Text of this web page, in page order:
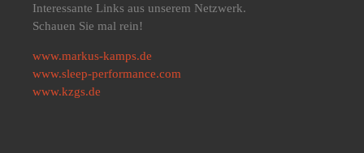
Interessante Links aus unserem Netzwerk.
Schauen Sie mal rein!
www.markus-kamps.de
www.sleep-performance.com
www.kzgs.de